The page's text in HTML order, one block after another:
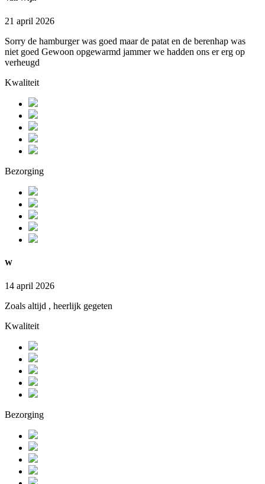
21 april 2026
Sorry de hamburger was goed maar de patat en de berenhap was
niet goed Gewoon opgewarmd jammer we hadden ons er erg op
verheugd
Kwaliteit
Bezorging
W
14 april 2026
Zoals altijd , heerlijk gegeten
Kwaliteit
Bezorging